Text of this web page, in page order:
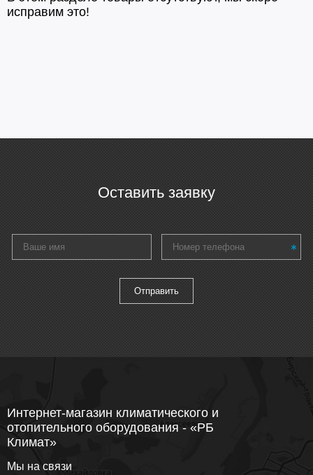
Дорогие
исправим это!
Оставить заявку
Интернет-магазин климатического и
отопительного оборудования - «РБ
Климат»
Мы на связи